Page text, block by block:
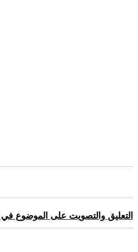
التعليق والتصويت على الموضوع في